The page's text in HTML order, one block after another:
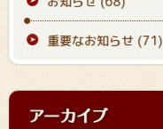
重要なお知らせ (71)